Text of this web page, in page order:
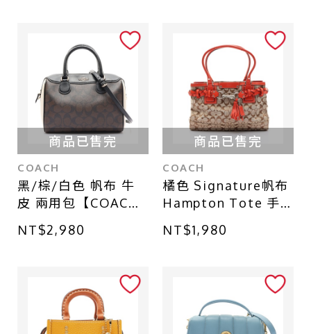
商品已售完
COACH
黑/棕/白色 帆布 牛
皮 兩用包【COACH
寇馳】 F68100
NT$2,980
商品已售完
COACH
橘色 Signature帆布
Hampton Tote 手
提包 (底部變色)
【COACH 寇馳】
NT$1,980